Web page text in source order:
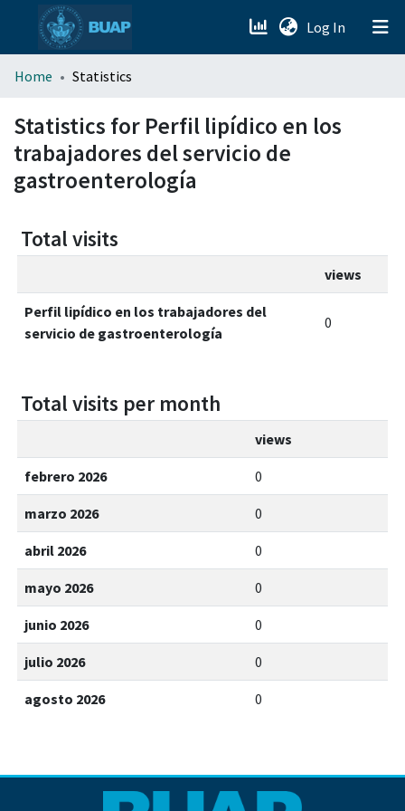
Log In (current)
menu.section.about_menu
All of DSpace
Home Statistics
Statistics for Perfil lipídico en los
trabajadores del servicio de
gastroenterología
Total visits
views
Perfil lipídico en los trabajadores del
servicio de gastroenterología
0
Total visits per month
views
febrero 2026 0
marzo 2026 0
abril 2026 0
mayo 2026 0
junio 2026 0
julio 2026 0
agosto 2026 0